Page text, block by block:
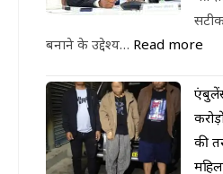
बनाने के उद्देश्य… Read more
की